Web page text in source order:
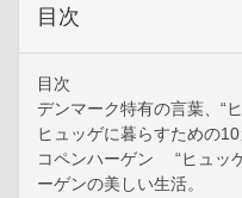
目次
目次
デンマーク特有の言葉、“
ヒュッゲに暮らすための
コペンハーゲン “ヒュッ
ーゲンの美しい生活。